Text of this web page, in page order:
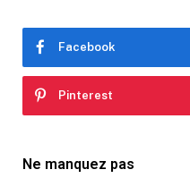
Facebook
Pinterest
Ne manquez pas